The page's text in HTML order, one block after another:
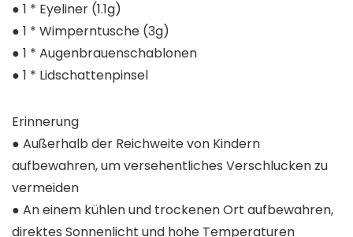
● 1 * Eyeliner (1.1g)
● 1 * Wimperntusche (3g)
● 1 * Augenbrauenschablonen
● 1 * Lidschattenpinsel
Erinnerung
● Außerhalb der Reichweite von Kindern
aufbewahren, um versehentliches Verschlucken zu
vermeiden
● An einem kühlen und trockenen Ort aufbewahren,
direktes Sonnenlicht und hohe Temperaturen